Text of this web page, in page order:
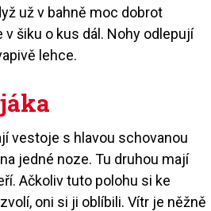
už v bahně moc dobrot
šiku o kus dál. Nohy odlepují
lehce.
vestoje s hlavou schovanou
jedné noze. Tu druhou mají
Ačkoliv tuto polohu si ke
oni si ji oblíbili. Vítr je něžně